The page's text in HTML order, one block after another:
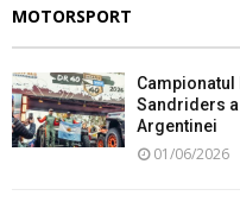
MOTORSPORT
Campionatul
Sandriders
Argentinei
01/06/2026